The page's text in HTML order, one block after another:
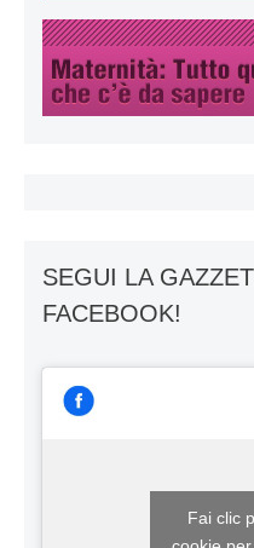
SEGUI LA
FACEBOOK!
Fai clic